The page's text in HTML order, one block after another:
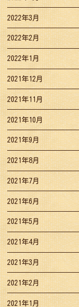
2022年3月
2022年2月
2022年1月
2021年12月
2021年11月
2021年10月
2021年9月
2021年8月
2021年7月
2021年6月
2021年5月
2021年4月
2021年3月
2021年2月
2021年1月